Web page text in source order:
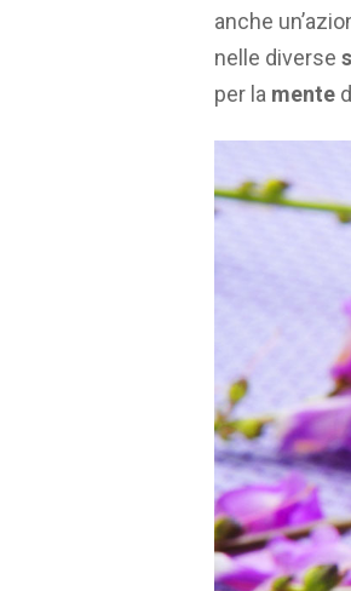
anche
nelle diverse
per la mente